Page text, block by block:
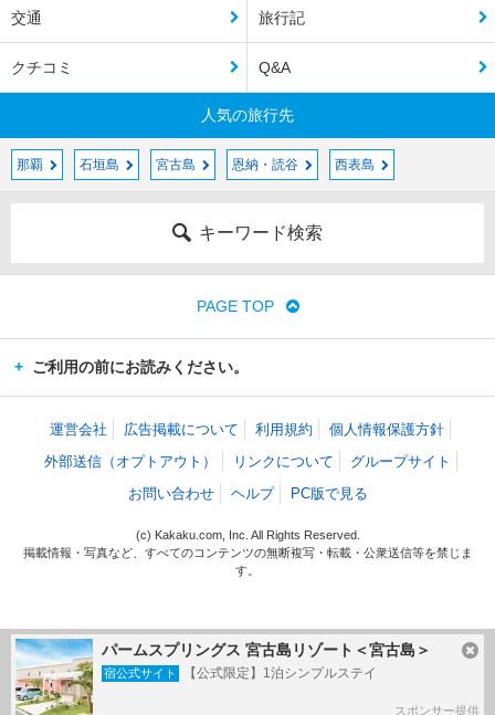
パームスプリングス 宮古島リゾート＜宮古島＞
宿公式サイト 【公式限定】1泊シンプルステイ
スポンサー提供
交通 旅行記
クチコミ Q&A
人気の旅行先
那覇 石垣島 宮古島 恩納・読谷 西表島
キーワード検索
PAGE TOP
ご利用の前にお読みください。
運営会社 広告掲載について 利用規約
個人情報保護方針
外部送信（オプトアウト）
リンクについて
グループサイト
お問い合わせ
ヘルプ PC版で見る
(c) Kakaku.com, Inc. All Rights Reserved.
掲載情報・写真など、すべてのコンテンツの無断複写・転載・公衆送信等を禁じま
す。